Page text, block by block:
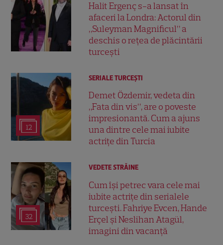
Halit Ergenç s-a lansat în
afaceri la Londra: Actorul din
„Suleyman Magnificul” a
deschis o rețea de plăcintării
turcești
12
SERIALE TURCEŞTI
Demet Özdemir, vedeta din
„Fata din vis”, are o poveste
impresionantă. Cum a ajuns
una dintre cele mai iubite
actrițe din Turcia
32
VEDETE STRĂINE
Cum își petrec vara cele mai
iubite actrițe din serialele
turcești. Fahriye Evcen, Hande
Erçel și Neslihan Atagül,
imagini din vacanță